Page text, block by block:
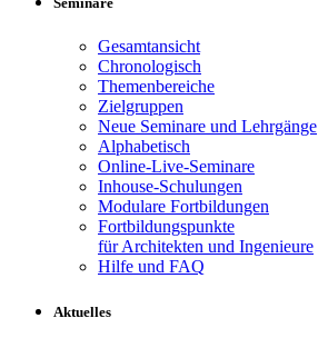
Gesamtansicht
Chronologisch
Themenbereiche
Zielgruppen
Neue Seminare und Lehrgänge
Alphabetisch
Online-Live-Seminare
Inhouse-Schulungen
Modulare Fortbildungen
Fortbildungspunkte
für Architekten und Ingenieure
Hilfe und FAQ
Aktuelles